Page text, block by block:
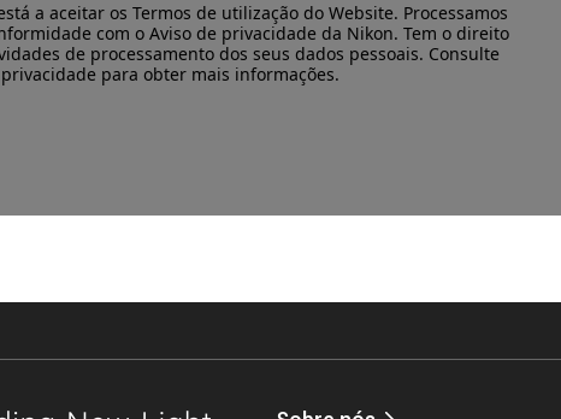
a aceitar osTermos de utilização do Website. Processamos
com oAviso de privacidade da Nikon. Tem o direito
de processamento dos seus dados pessoais. Consulte
para obter mais informações.